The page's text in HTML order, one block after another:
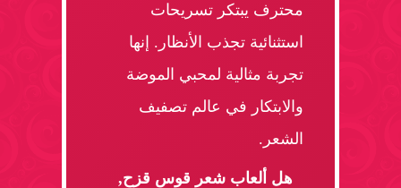
محترف يبتكر تسريحات
استثنائية تجذب الأنظار. إنها
تجربة مثالية لمحبي الموضة
والابتكار في عالم تصفيف
الشعر.
هل ألعاب شعر قوس قزح,